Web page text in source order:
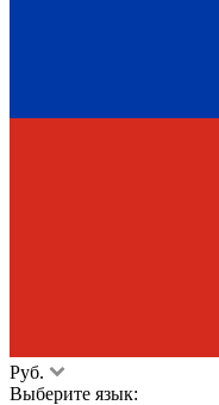
Руб.
Выберите язык: